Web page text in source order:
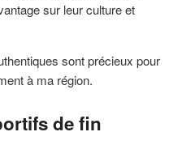
sur leur culture et
sont précieux pour
à ma région.
de fin